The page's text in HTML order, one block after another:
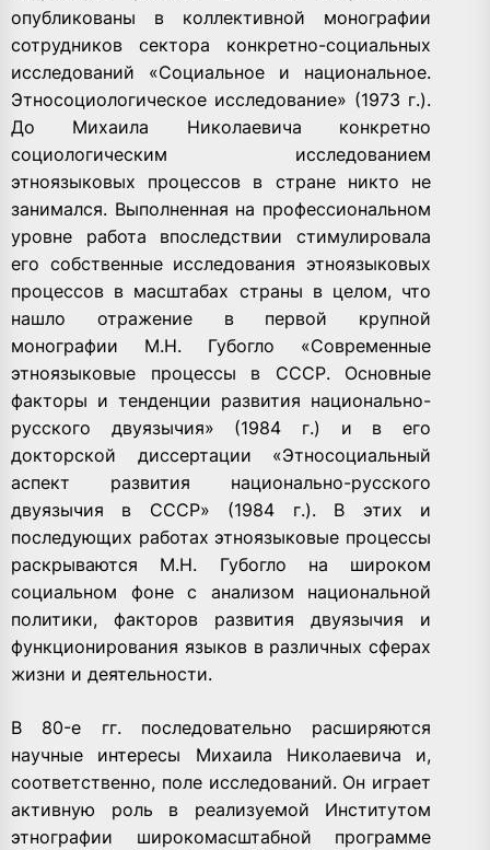
опубликованы в коллективной монографии
сотрудников сектора конкретно-социальных
исследований «Социальное и национальное.
Этносоциологическое исследование» (1973 г.).
До Михаила Николаевича конкретно
социологическим исследованием
этноязыковых процессов в стране никто не
занимался. Выполненная на профессиональном
уровне работа впоследствии стимулировала
его собственные исследования этноязыковых
процессов в масштабах страны в целом, что
нашло отражение в первой крупной
монографии М.Н. Губогло «Современные
этноязыковые процессы в СССР. Основные
факторы и тенденции развития национально-
русского двуязычия» (1984 г.) и в его
докторской диссертации «Этносоциальный
аспект развития национально-русского
двуязычия в СССР» (1984 г.). В этих и
последующих работах этноязыковые процессы
раскрываются М.Н. Губогло на широком
социальном фоне с анализом национальной
политики, факторов развития двуязычия и
функционирования языков в различных сферах
жизни и деятельности.
В 80-е гг. последовательно расширяются
научные интересы Михаила Николаевича и,
соответственно, поле исследований. Он играет
активную роль в реализуемой Институтом
этнографии широкомасштабной программе